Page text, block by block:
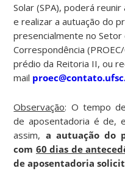
Solar (SPA), poderá
e realizar a autuação do
presencialmente no
Correspondência
prédio da Reitoria II, ou
mail
Observação: O tempo
de aposentadoria é de,
assim, a autuação do
com 60 dias de
de aposentadoria